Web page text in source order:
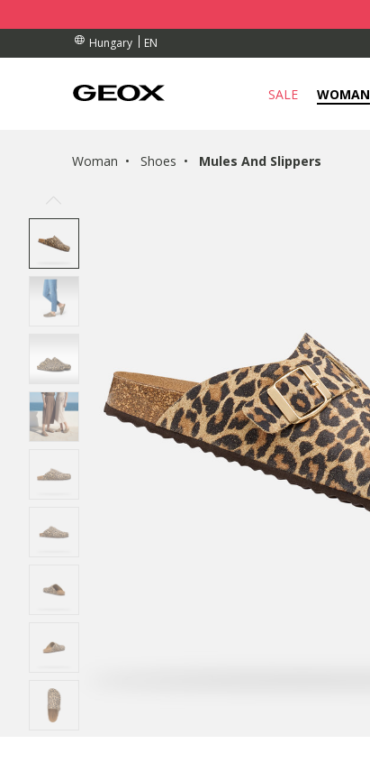
Hungary
EN
OVER Ft 30.000
COLLECTION POINT.
OVER Ft 30.000
SALE WOMAN
Woman Shoes Mules And Slippers